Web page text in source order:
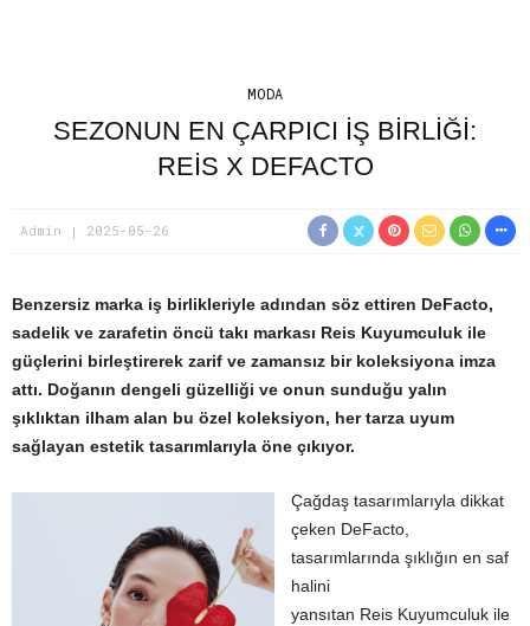
MODA
SEZONUN EN ÇARPICI İŞ BIRLIĞI:
REIS X DEFACTO
Admin 2025-05-26
Benzersiz marka iş birlikleriyle adından söz ettiren DeFacto,
sadelik ve zarafetin öncü takı markası Reis Kuyumculuk ile
güçlerini birleştirerek zarif ve zamansız bir koleksiyona imza
attı. Doğanın dengeli güzelliği ve onun sunduğu yalın
şıklıktan ilham alan bu özel koleksiyon, her tarza uyum
sağlayan estetik tasarımlarıyla öne çıkıyor.
Çağdaş tasarımlarıyla dikkat
çeken DeFacto,
tasarımlarında şıklığın en saf
halini
yansıtan Reis Kuyumculuk ile